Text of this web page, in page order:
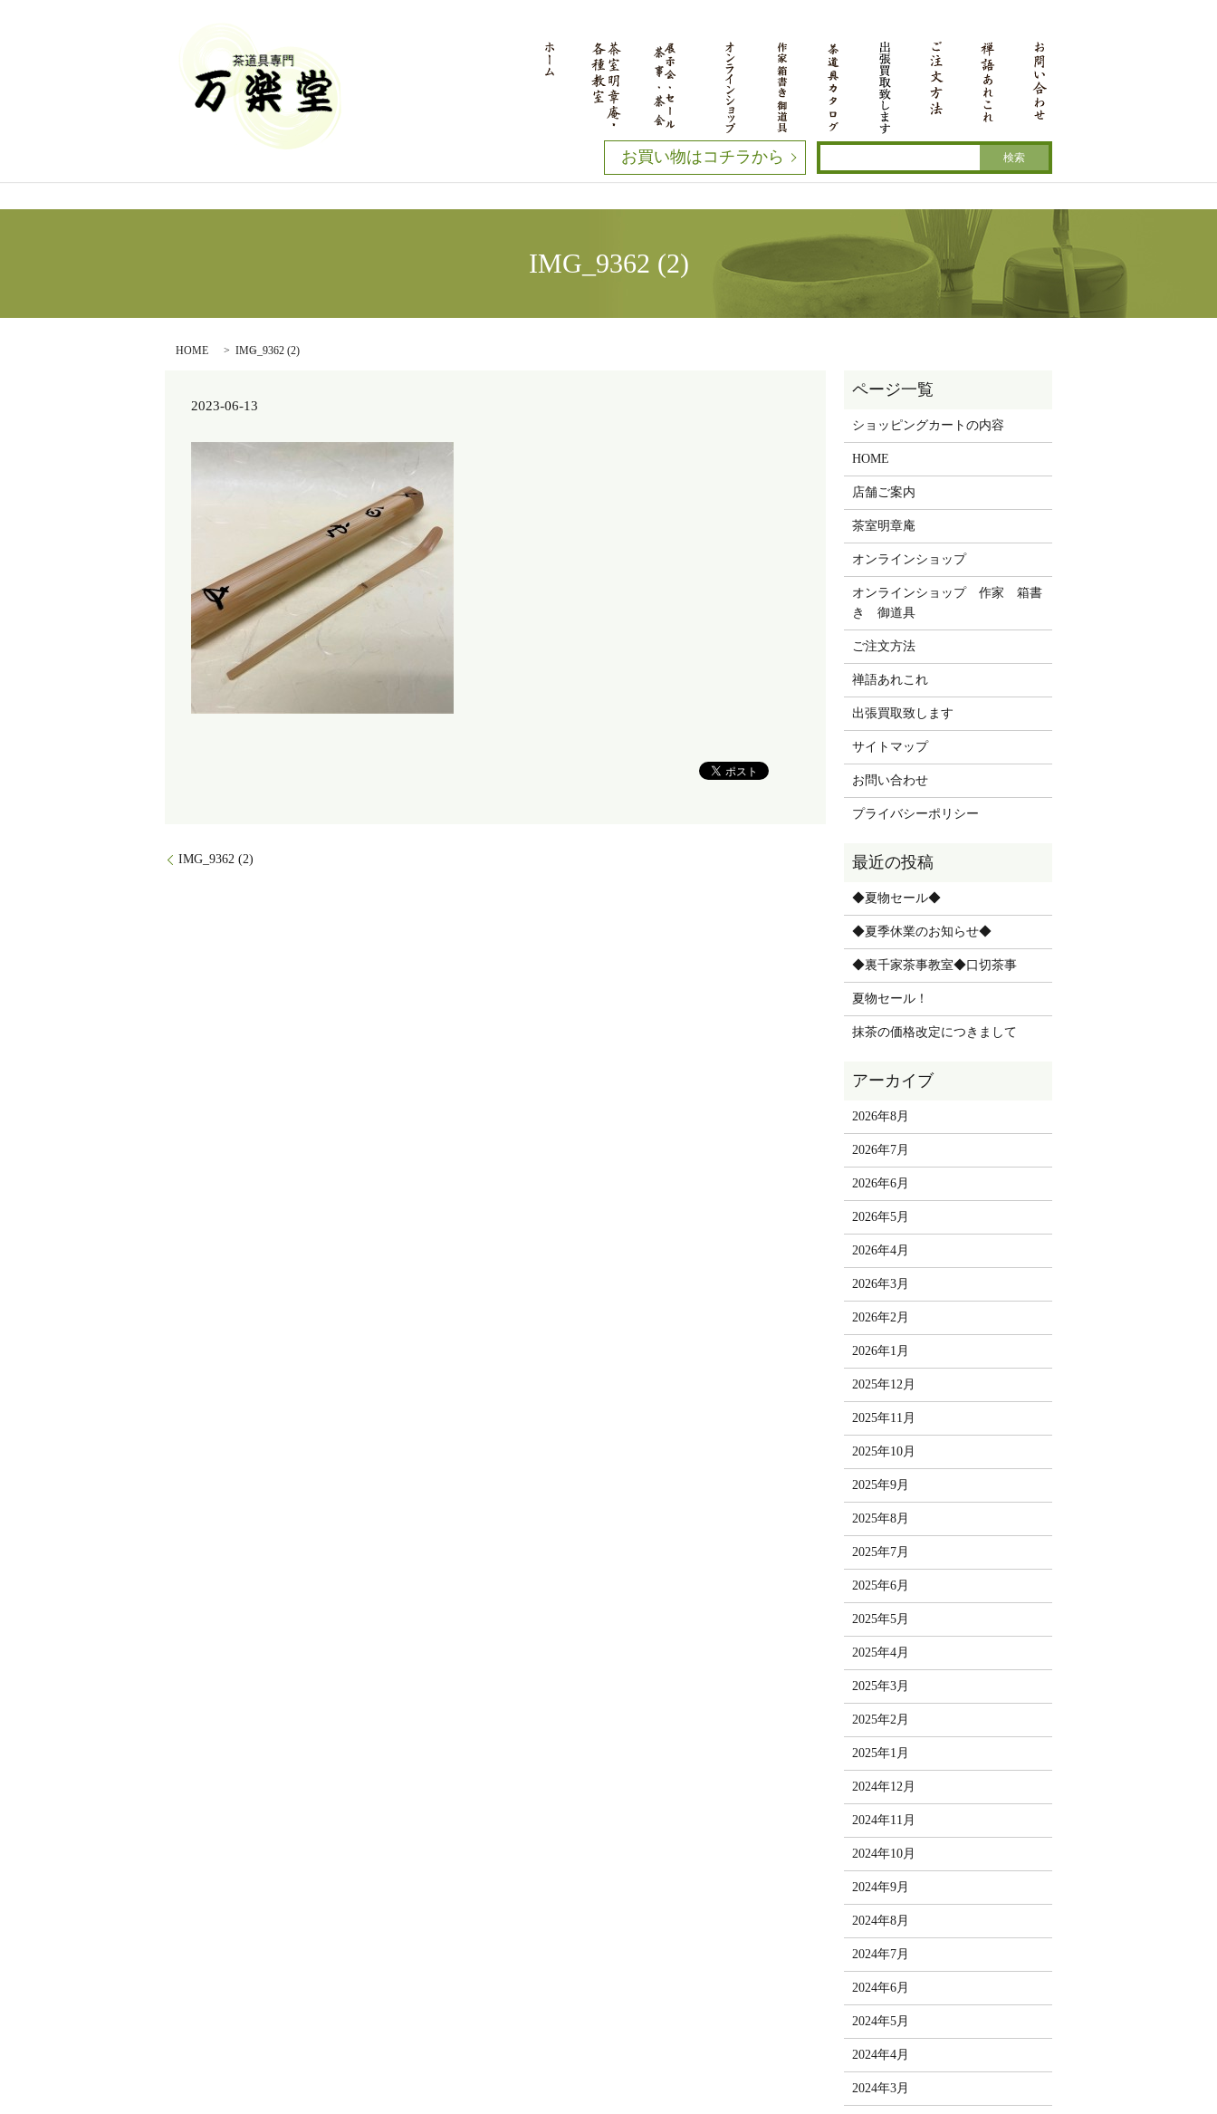
お買い物はコチラから
IMG_9362 (2)
HOME IMG_9362 (2)
2023-06-13
IMG_9362 (2)
ショッピングカートの内容
HOME
店舗ご案内
茶室明章庵
オンラインショップ
オンラインショップ 作家 箱書
き 御道具
ご注文方法
禅語あれこれ
出張買取致します
サイトマップ
お問い合わせ
プライバシーポリシー
◆夏物セール◆
◆夏季休業のお知らせ◆
◆裏千家茶事教室◆口切茶事
夏物セール！
抹茶の価格改定につきまして
2026年8月
2026年7月
2026年6月
2026年5月
2026年4月
2026年3月
2026年2月
2026年1月
2025年12月
2025年11月
2025年10月
2025年9月
2025年8月
2025年7月
2025年6月
2025年5月
2025年4月
2025年3月
2025年2月
2025年1月
2024年12月
2024年11月
2024年10月
2024年9月
2024年8月
2024年7月
2024年6月
2024年5月
2024年4月
2024年3月